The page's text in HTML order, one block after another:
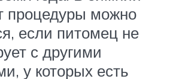
процедуры можно
если питомец не
с другими
у которых есть